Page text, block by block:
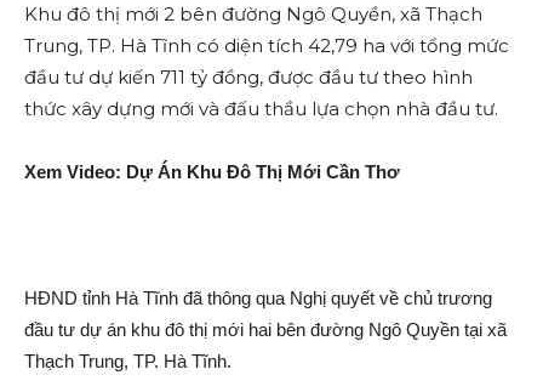
Khu đô thị mới 2 bên đường Ngô Quyền, xã Thạch
Trung, TP. Hà Tĩnh có diện tích 42,79 ha với tổng mức
đầu tư dự kiến 711 tỷ đồng, được đầu tư theo hình
thức xây dựng mới và đấu thầu lựa chọn nhà đầu tư.
Xem Video: Dự Án Khu Đô Thị Mới Cần Thơ
HĐND tỉnh Hà Tĩnh đã thông qua Nghị quyết về chủ trương
đầu tư dự án khu đô thị mới hai bên đường Ngô Quyền tại xã
Thạch Trung, TP. Hà Tĩnh.